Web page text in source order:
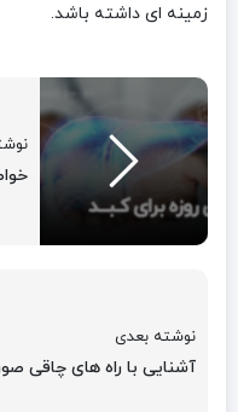
زمینه ای داشته باشد.
نوشته بعدی
آشنایی با راه های چاقی